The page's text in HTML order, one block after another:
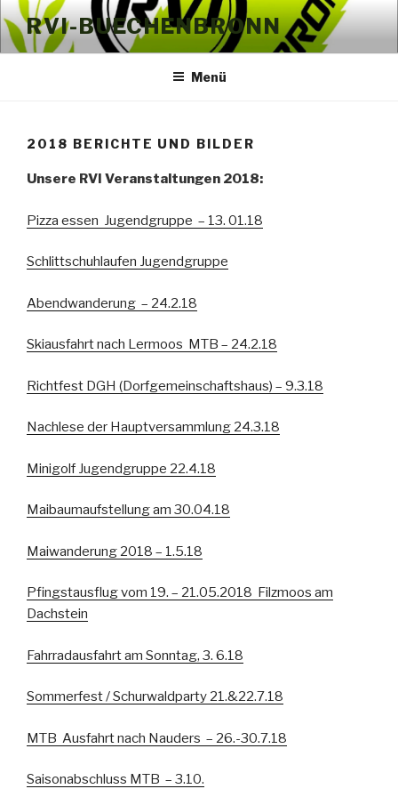
Zum
Inhalt
springen
RVI-BUECHENBRONN
Menü
2018 BERICHTE UND BILDER
Unsere RVI Veranstaltungen 2018:
Pizza essen Jugendgruppe – 13. 01.18
Schlittschuhlaufen Jugendgruppe
Abendwanderung – 24.2.18
Skiausfahrt nach Lermoos MTB – 24.2.18
Richtfest DGH (Dorfgemeinschaftshaus) – 9.3.18
Nachlese der Hauptversammlung 24.3.18
Minigolf Jugendgruppe 22.4.18
Maibaumaufstellung am 30.04.18
Maiwanderung 2018 – 1.5.18
Pfingstausflug vom 19. – 21.05.2018 Filzmoos am
Dachstein
Fahrradausfahrt am Sonntag, 3. 6.18
Sommerfest / Schurwaldparty 21.&22.7.18
MTB Ausfahrt nach Nauders – 26.-30.7.18
Saisonabschluss MTB – 3.10.